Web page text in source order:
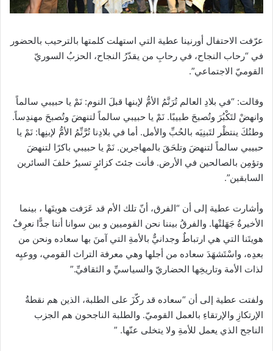
عرّفت الاحتفال أورنينا عطية التي استهلت كلمتها بالترحيب بالحضور
في “رحاب النجاح، في رحابِ من يقدّرُ النجاح، الحزبُ السوريّ
القوميّ الاجتماعي”.
وقالت: “في بلادِ العالم تُرَنَّمُ الأمُّ لإبنها قبلَ النوم: نَمْ يا حبيبي سالماً
وانهضْ لتَكْبُرَ وتُصبحَ طبيبًا. نَمْ يا حبيبي سالماً لتنهضَ وتُصبحَ مهندِساً.
وطنُكَ ينتظْر لتَبنِيَه بالحُبِّ والأمل. أما في بلادِنا تُرَّنِّمُ الأمُّ لإبنِها: نَمْ يا
حبيبي سالماً لتنهضَ وتلحَقَ بالمهاجرين. نَمْ يا حبيبي باكرًا لتنهضَ
وتؤمِن بالصالحين في الأرض. فأنت جئتَ كزائرٍ تسيرُ خلفَ السائرين
السابقين”.
وأشارت عطية إلى أن “الفرق، أنّ تلك الأم قد عَرَفت هويتَها ، بينما
الأخيرةُ جَهَلتْها. والفرقُ بيننا نحن القوميين و بين سوانا أننا جدًّا نعرِفُ
هويتَنا التي هي ارتباطٌ وجدانيٌّ بالأمةِ التي آمنَ بها سعاده ونحن من
بعدِه، واسْتَشهَدَ سعاده من أجلها وهي معرفة التراث القومي، ووعيِه
لذات الأمة وتاريخِها الحضاريّ والسياسيِّ و الثقافيِّ.”
ولفتت عطية إلى أن “سعاده قد ركّزَ على الطلبة، الذين هم نقطةُ
الإرتكازِ والإرتقاءِ بالعمل القوميّ. والطلبة الناجحون هم الجزب
الناجح الذي يعمل للأمةِ ولا يتخلى عنّها. ”